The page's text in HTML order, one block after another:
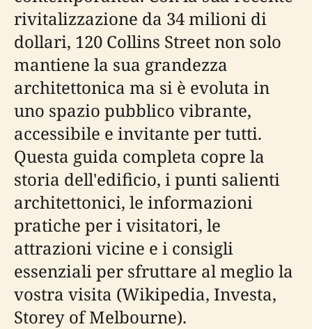
rivitalizzazione da 34 milioni di
dollari, 120 Collins Street non solo
mantiene la sua grandezza
architettonica ma si è evoluta in
uno spazio pubblico vibrante,
accessibile e invitante per tutti.
Questa guida completa copre la
storia dell'edificio, i punti salienti
architettonici, le informazioni
pratiche per i visitatori, le
attrazioni vicine e i consigli
essenziali per sfruttare al meglio la
vostra visita (Wikipedia, Investa,
Storey of Melbourne).